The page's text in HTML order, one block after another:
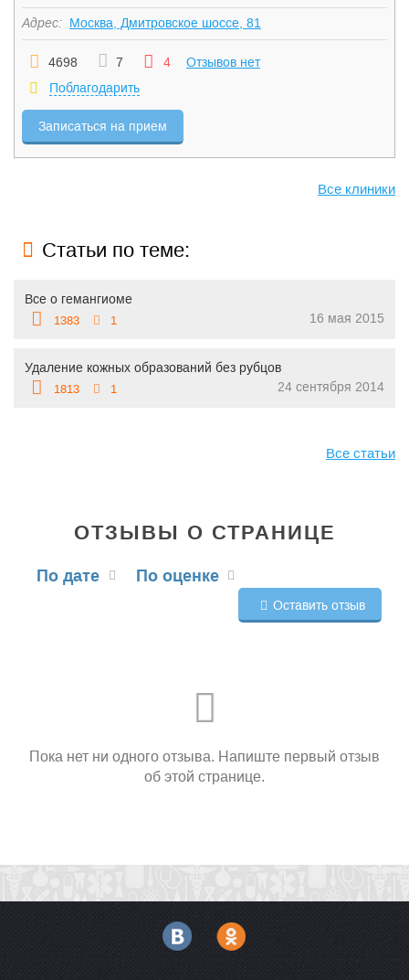
Адрес: Москва, Дмитровское шоссе, 81
4698 7 4
Отзывов нет
Поблагодарить
Записаться на прием
Все клиники
Статьи по теме:
Все о гемангиоме
1383 1 16 мая 2015
Удаление кожных образований без рубцов
1813 1 24 сентября 2014
Все статьи
ОТЗЫВЫ О СТРАНИЦЕ
По дате По оценке
Оставить отзыв
Пока нет ни одного отзыва. Напиште первый отзыв
об этой странице.